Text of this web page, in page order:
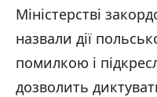
Міністерстві
назвали дії
помилкою і
дозволить